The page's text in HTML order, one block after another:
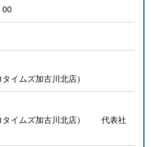
00
イムズ加古川北店）
タイムズ加古川北店） 代表社